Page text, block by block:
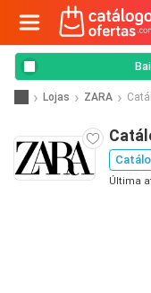
Lojas ZARA
Última